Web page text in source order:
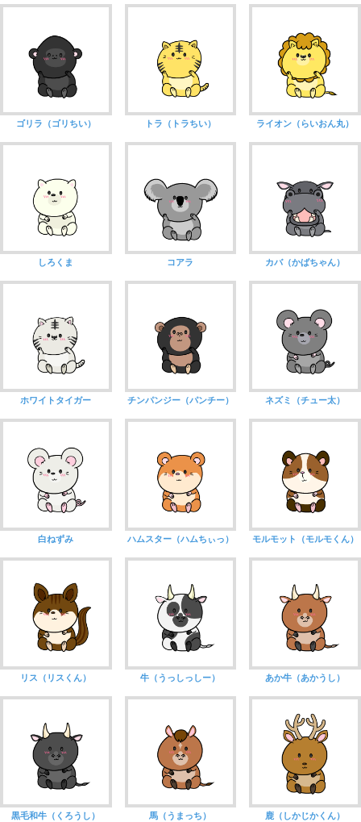
ゴリラ（ゴリちい） トラ（トラちい） ライオン（らいおん丸）
しろくま コアラ カバ（かばちゃん）
ホワイトタイガー チンパンジー（パンチー） ネズミ（チュー太）
白ねずみ ハムスター（ハムちぃっ） モルモット（モルモくん）
リス（リスくん） 牛（うっしっしー） あか牛（あかうし）
黒毛和牛（くろうし） 馬（うまっち） 鹿（しかじかくん）